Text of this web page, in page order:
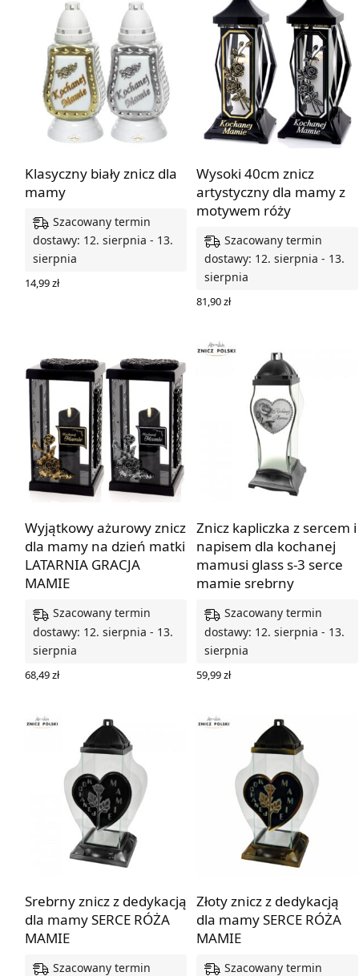
Klasyczny biały znicz dla
mamy
Szacowany termin
dostawy: 12. sierpnia - 13.
sierpnia
14,99zł
Wysoki 40cm znicz
artystyczny dla mamy z
motywem róży
Szacowany termin
dostawy: 12. sierpnia - 13.
sierpnia
81,90zł
Wyjątkowy ażurowy znicz
dla mamy na dzień matki
LATARNIA GRACJA
MAMIE
Szacowany termin
dostawy: 12. sierpnia - 13.
sierpnia
68,49zł
Znicz kapliczka z sercem i
napisem dla kochanej
mamusi glass s-3 serce
mamie srebrny
Szacowany termin
dostawy: 12. sierpnia - 13.
sierpnia
59,99zł
Srebrny znicz z dedykacją
dla mamy SERCE RÓŻA
MAMIE
Szacowany termin
Złoty znicz z dedykacją
dla mamy SERCE RÓŻA
MAMIE
Szacowany termin